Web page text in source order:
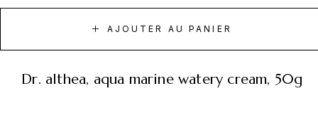
AJOUTER AU PANIER
dr. althea, aqua marine watery cream, 50g